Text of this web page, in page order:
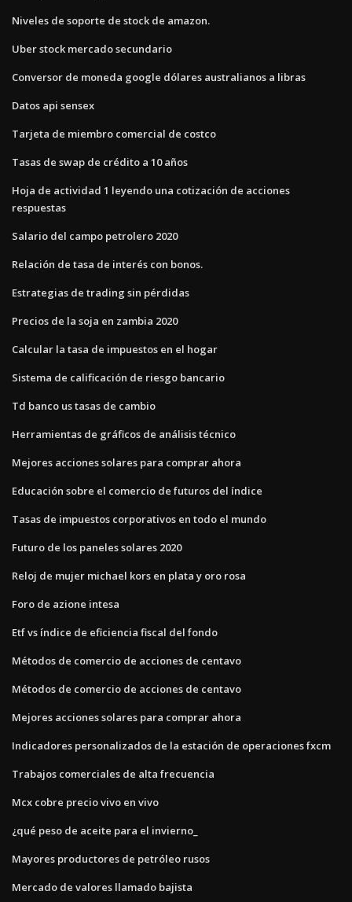
Niveles de soporte de stock de amazon.
Uber stock mercado secundario
Conversor de moneda google dólares australianos a libras
Datos api sensex
Tarjeta de miembro comercial de costco
Tasas de swap de crédito a 10 años
Hoja de actividad 1 leyendo una cotización de acciones
respuestas
Salario del campo petrolero 2020
Relación de tasa de interés con bonos.
Estrategias de trading sin pérdidas
Precios de la soja en zambia 2020
Calcular la tasa de impuestos en el hogar
Sistema de calificación de riesgo bancario
Td banco us tasas de cambio
Herramientas de gráficos de análisis técnico
Mejores acciones solares para comprar ahora
Educación sobre el comercio de futuros del índice
Tasas de impuestos corporativos en todo el mundo
Futuro de los paneles solares 2020
Reloj de mujer michael kors en plata y oro rosa
Foro de azione intesa
Etf vs índice de eficiencia fiscal del fondo
Métodos de comercio de acciones de centavo
Métodos de comercio de acciones de centavo
Mejores acciones solares para comprar ahora
Indicadores personalizados de la estación de operaciones fxcm
Trabajos comerciales de alta frecuencia
Mcx cobre precio vivo en vivo
¿qué peso de aceite para el invierno_
Mayores productores de petróleo rusos
Mercado de valores llamado bajista